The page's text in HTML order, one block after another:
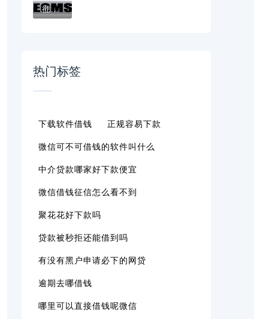
征信黑了还能借钱吗？这些渠道或许能帮你解...
热门标签
下载软件借钱 正规容易下款
微信可不可借钱的软件叫什么
中介贷款哪家好下款便宜
微信借钱征信怎么看不到
聚花花好下款吗
贷款被秒拒还能借到吗
有没有黑户申请必下的网贷
逾期去哪借钱
哪里可以直接借钱呢微信